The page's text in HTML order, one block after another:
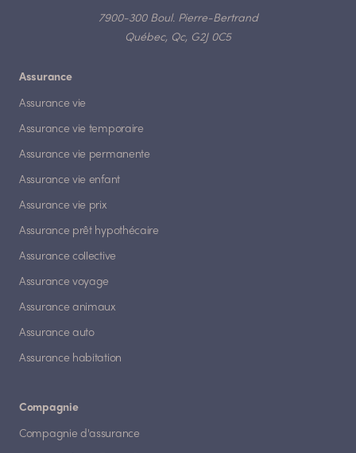
7900-300 Boul. Pierre-Bertrand
Québec, Qc, G2J 0C5
Assurance
Assurance vie
Assurance vie temporaire
Assurance vie permanente
Assurance vie enfant
Assurance vie prix
Assurance prêt hypothécaire
Assurance collective
Assurance voyage
Assurance animaux
Assurance auto
Assurance habitation
Compagnie
Compagnie d'assurance